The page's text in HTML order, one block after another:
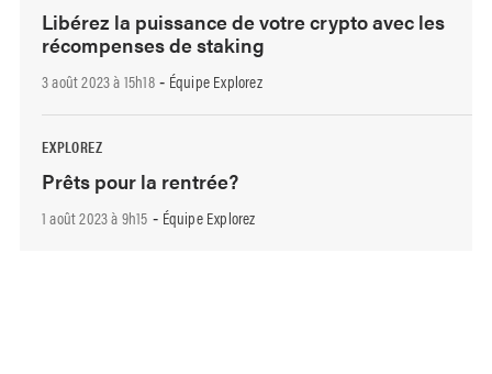
Libérez la puissance de votre crypto avec les
récompenses de staking
3 août 2023 à 15h18- Équipe Explorez
EXPLOREZ
Prêts pour la rentrée?
1 août 2023 à 9h15 - Équipe Explorez